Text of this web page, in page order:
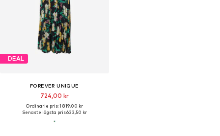
DEAL
FOREVER UNIQUE
724,00 kr
Ordinarie pris: 1 819,00 kr
Senaste lägsta pris:633,50 kr